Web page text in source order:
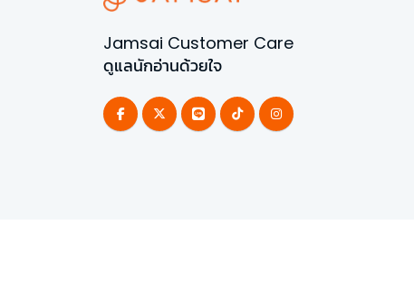
Jamsai Customer Care
ดูแลนักอ่านด้วยใจ